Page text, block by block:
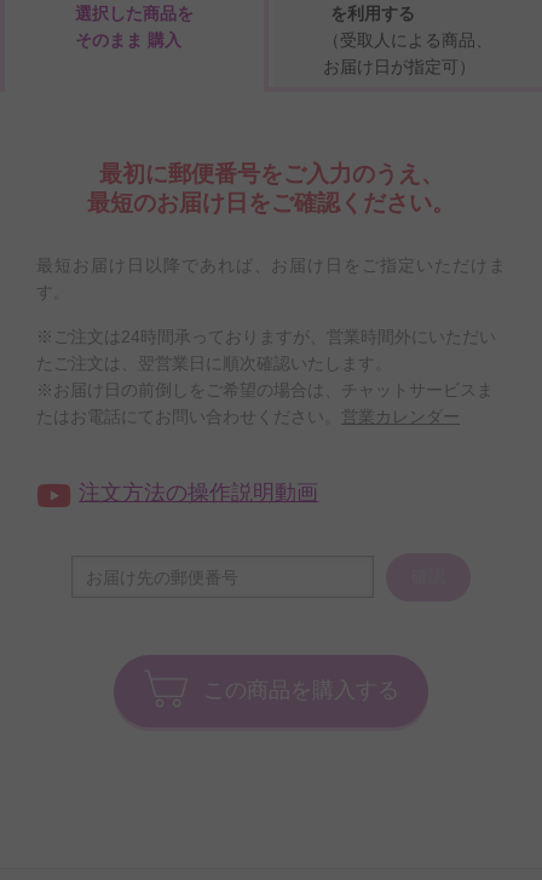
選択した商品を
そのまま 購入
を利用する
（受取人による商品、
お届け日が指定可）
最初に郵便番号をご入力のうえ、
最短のお届け日をご確認ください。
最短お届け日以降であれば、お届け日をご指定いただけま
す。
※ご注文は24時間承っておりますが、営業時間外にいただい
たご注文は、翌営業日に順次確認いたします。
※お届け日の前倒しをご希望の場合は、チャットサービスま
たはお電話にてお問い合わせください。
営業カレンダー
注文方法の操作説明動画
この商品を購入する